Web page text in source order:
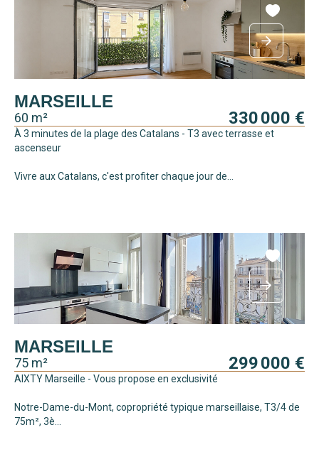
MARSEILLE
60 m² 330 000 €
À 3 minutes de la plage des Catalans - T3 avec terrasse et
ascenseur
Vivre aux Catalans, c'est profiter chaque jour de...
MARSEILLE
75 m² 299 000 €
AIXTY Marseille - Vous propose en exclusivité
Notre-Dame-du-Mont, copropriété typique marseillaise, T3/4 de
75m², 3è...